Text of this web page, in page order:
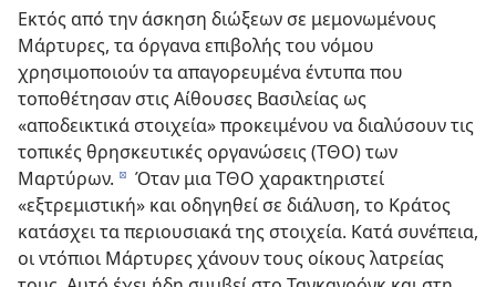
Εκτός από την άσκηση διώξεων σε μεμονωμένους
Μάρτυρες, τα όργανα επιβολής του νόμου
χρησιμοποιούν τα απαγορευμένα έντυπα που
τοποθέτησαν στις Αίθουσες Βασιλείας ως
«αποδεικτικά στοιχεία» προκειμένου να διαλύσουν τις
τοπικές θρησκευτικές οργανώσεις (ΤΘΟ) των
Μαρτύρων. d Όταν μια ΤΘΟ χαρακτηριστεί
«εξτρεμιστική» και οδηγηθεί σε διάλυση, το Κράτος
κατάσχει τα περιουσιακά της στοιχεία. Κατά συνέπεια,
οι ντόπιοι Μάρτυρες χάνουν τους οίκους λατρείας